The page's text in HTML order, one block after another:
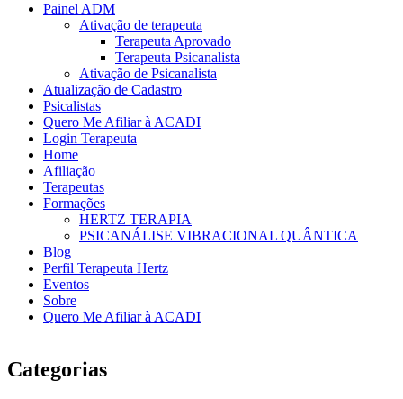
Painel ADM
Ativação de terapeuta
Terapeuta Aprovado
Terapeuta Psicanalista
Ativação de Psicanalista
Atualização de Cadastro
Psicalistas
Quero Me Afiliar à ACADI
Login Terapeuta
Home
Afiliação
Terapeutas
Formações
HERTZ TERAPIA
PSICANÁLISE VIBRACIONAL QUÂNTICA
Blog
Perfil Terapeuta Hertz
Eventos
Sobre
Quero Me Afiliar à ACADI
Categorias